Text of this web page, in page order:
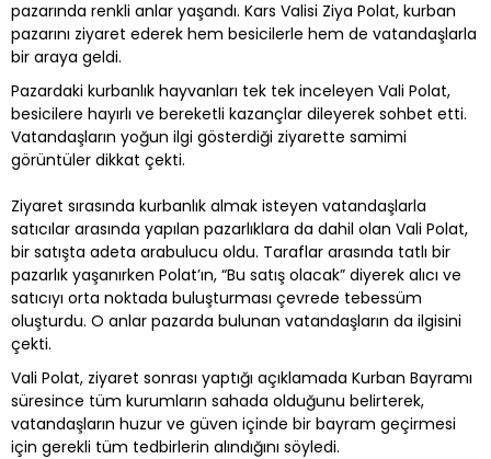
pazarında renkli anlar yaşandı. Kars Valisi Ziya Polat, kurban
pazarını ziyaret ederek hem besicilerle hem de vatandaşlarla
bir araya geldi.
Pazardaki kurbanlık hayvanları tek tek inceleyen Vali Polat,
besicilere hayırlı ve bereketli kazançlar dileyerek sohbet etti.
Vatandaşların yoğun ilgi gösterdiği ziyarette samimi
görüntüler dikkat çekti.
Ziyaret sırasında kurbanlık almak isteyen vatandaşlarla
satıcılar arasında yapılan pazarlıklara da dahil olan Vali Polat,
bir satışta adeta arabulucu oldu. Taraflar arasında tatlı bir
pazarlık yaşanırken Polat’ın, “Bu satış olacak” diyerek alıcı ve
satıcıyı orta noktada buluşturması çevrede tebessüm
oluşturdu. O anlar pazarda bulunan vatandaşların da ilgisini
çekti.
Vali Polat, ziyaret sonrası yaptığı açıklamada Kurban Bayramı
süresince tüm kurumların sahada olduğunu belirterek,
vatandaşların huzur ve güven içinde bir bayram geçirmesi
için gerekli tüm tedbirlerin alındığını söyledi.